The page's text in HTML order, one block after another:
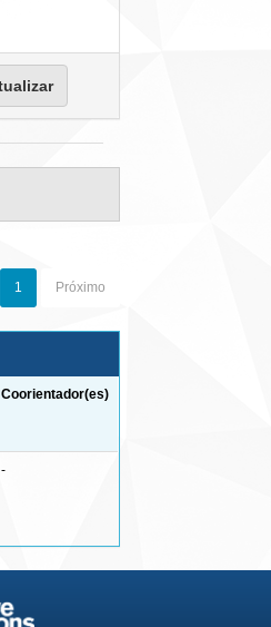
1 Próximo
Coorientador(es)
-